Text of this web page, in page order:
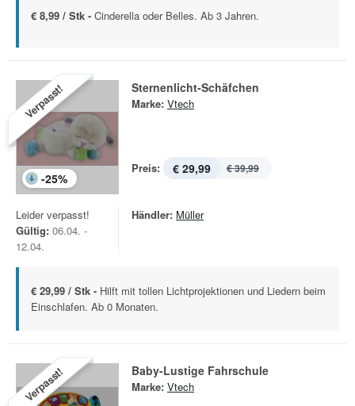
€ 8,99 / Stk - Cinderella oder Belles. Ab 3 ­Jahren.
Verpasst!
-25%
Sternenlicht-Schäfchen
Marke: Vtech
Preis: € 29,99 € 39,99
Leider verpasst!
Gültig: 06.04. -
12.04.
Händler: Müller
€ 29,99 / Stk - Hilft mit tollen Lichtprojektionen und Liedern beim
Einschlafen. Ab 0 Monaten.
Verpasst! Baby-Lustige Fahrschule
Marke: Vtech